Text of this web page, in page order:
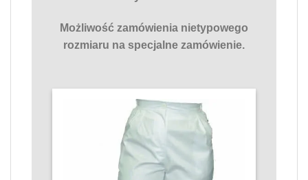
Możliwość zamówienia nietypowego
rozmiaru na specjalne zamówienie.